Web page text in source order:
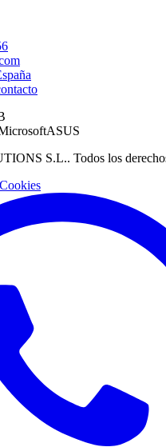
ASUS
S.L.. Todos los
Cookies